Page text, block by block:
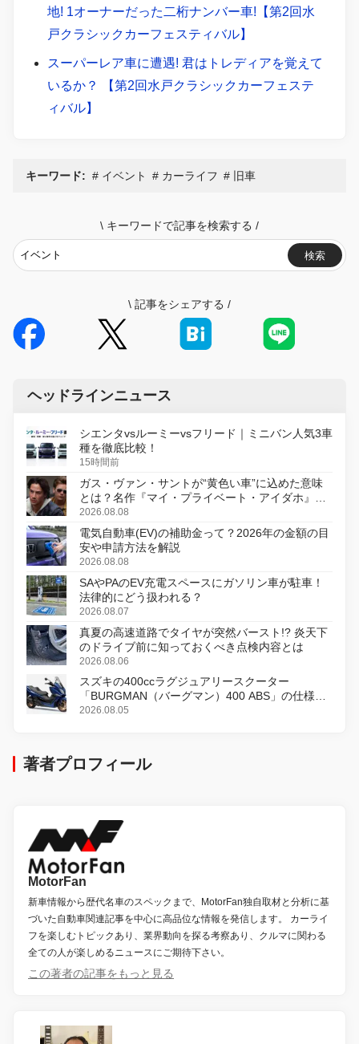
地! 1オーナーだった二桁ナンバー車!【第2回水
戸クラシックカーフェスティバル】
スーパーレア車に遭遇! 君はトレディアを覚えて
いるか？ 【第2回水戸クラシックカーフェステ
ィバル】
キーワード: イベント カーライフ 旧車
\ キーワードで記事を検索する /
検索
\ 記事をシェアする /
ヘッドラインニュース
シエンタvsルーミーvsフリード｜ミニバン人気3車
種を徹底比較！
15時間前
ガス・ヴァン・サントが“黄色い車”に込めた意味
とは？名作『マイ・プライベート・アイダホ』が
初のデジタルリマスター版で復活
2026.08.08
電気自動車(EV)の補助金って？2026年の金額の目
安や申請方法を解説
2026.08.08
SAやPAのEV充電スペースにガソリン車が駐車！
法律的にどう扱われる？
2026.08.07
真夏の高速道路でタイヤが突然バースト!? 炎天下
のドライブ前に知っておくべき点検内容とは
2026.08.06
スズキの400ccラグジュアリースクーター
「BURGMAN（バーグマン）400 ABS」の仕様を
変更し、8月18日に発売
2026.08.05
著者プロフィール
MotorFan
新車情報から歴代名車のスペックまで、MotorFan独自取材と分析に基
づいた自動車関連記事を中心に高品位な情報を発信します。 カーライ
フを楽しむトピックあり、業界動向を探る考察あり、クルマに関わる
全ての人が楽しめるニュースにご期待下さい。
この著者の記事をもっと見る